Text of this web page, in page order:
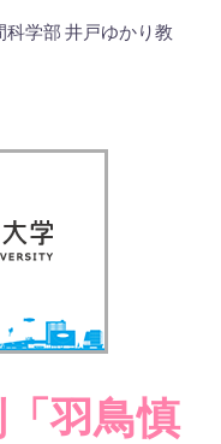
科学部 井戸ゆかり教
羽鳥慎